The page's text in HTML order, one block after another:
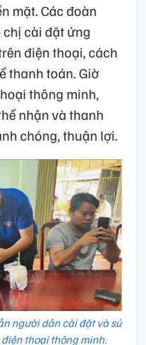
mặt. Các đoàn
cài đặt ứng
điện thoại, cách
thanh toán. Giờ
thông minh,
nhận và thanh
chóng, thuận lợi.
người dân cài đặt và sử
thoại thông minh.